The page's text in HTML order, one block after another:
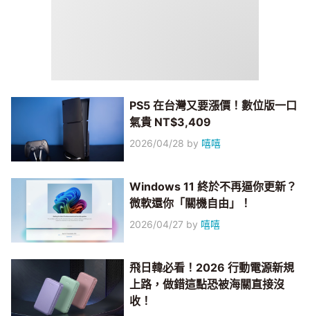
PS5 在台灣又要漲價！數位版一口
氣貴 NT$3,409
2026/04/28 by 嘻嘻
Windows 11 終於不再逼你更新？
微軟還你「關機自由」！
2026/04/27 by 嘻嘻
飛日韓必看！2026 行動電源新規
上路，做錯這點恐被海關直接沒
收！